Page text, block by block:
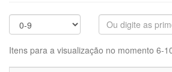
Itens para a visualização no momento 6-